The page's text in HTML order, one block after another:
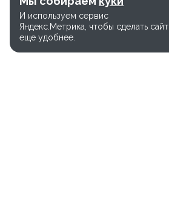
И используем сервис
Яндекс.Метрика, чтобы сделать сайт
еще удобнее.